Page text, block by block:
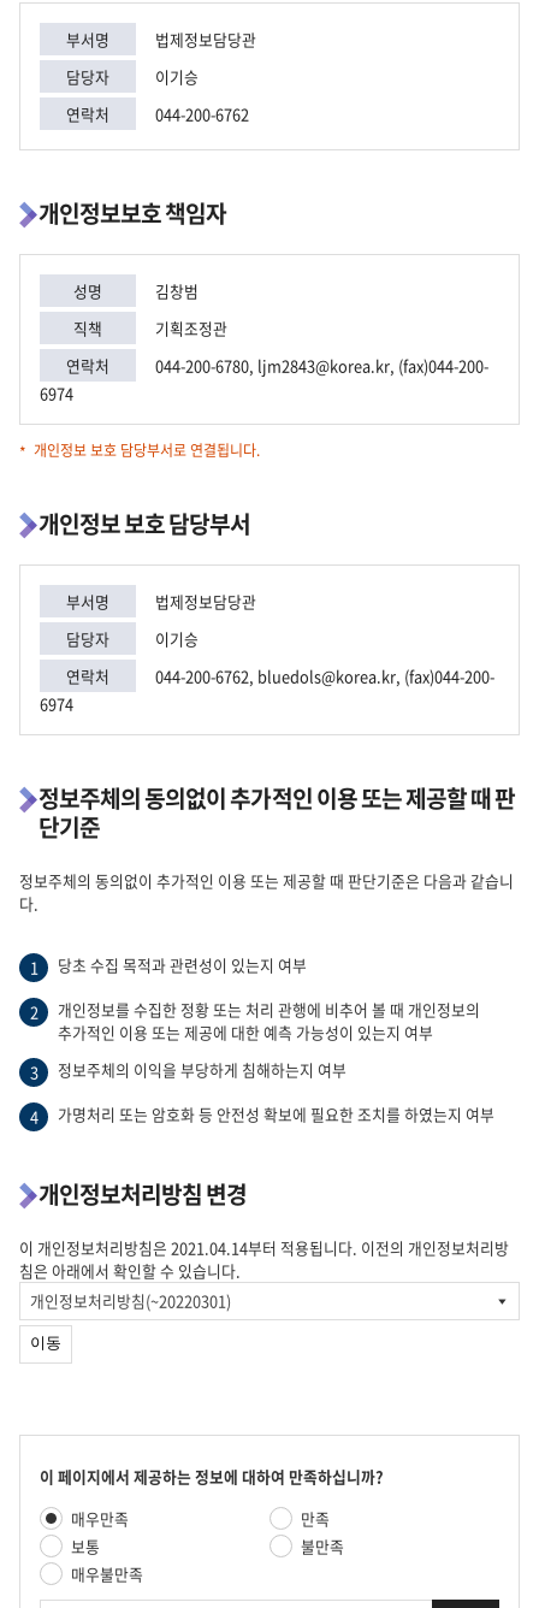
부서명
법제정보담당관
담당자
이기승
연락처
044-200-6762
개인정보보호 책임자
성명
김창범
직책
기획조정관
연락처
044-200-6780, ljm2843@korea.kr, (fax)044-200-
6974
개인정보 보호 담당부서로 연결됩니다.
개인정보 보호 담당부서
부서명
법제정보담당관
담당자
이기승
연락처
044-200-6762, bluedols@korea.kr, (fax)044-200-
6974
정보주체의 동의없이 추가적인 이용 또는 제공할 때 판
단기준
정보주체의 동의없이 추가적인 이용 또는 제공할 때 판단기준은 다음과 같습니
다.
1 당초 수집 목적과 관련성이 있는지 여부
2
개인정보를 수집한 정황 또는 처리 관행에 비추어 볼 때 개인정보의
추가적인 이용 또는 제공에 대한 예측 가능성이 있는지 여부
3
정보주체의 이익을 부당하게 침해하는지 여부
4 가명처리 또는 암호화 등 안전성 확보에 필요한 조치를 하였는지 여부
개인정보처리방침 변경
이 개인정보처리방침은 2021.04.14부터 적용됩니다. 이전의 개인정보처리방
침은 아래에서 확인할 수 있습니다.
개
인
정
보
이동
콘
츠
만
족
도
이 페이지에서 제공하는 정보에 대하여 만족하십니까?
만
족
도
평
가
매우만족
만족
보통
불만족
매우불만족